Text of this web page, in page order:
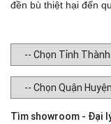
đền bù thiệt hại đến
Tìm showroom - Đại